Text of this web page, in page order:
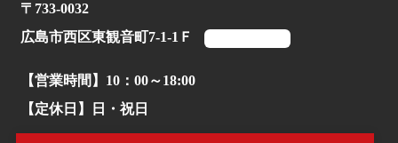
〒733-0032
広島市西区東観音町7-1-1Ｆ
【営業時間】10：00～18:00
【定休日】日・祝日